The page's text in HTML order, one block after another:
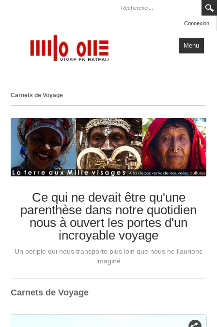
Connexion
Menu
Carnets de Voyage
Actualités
Plus
Carnets de Voyage
Ce qui ne devait être qu'une
parenthèse dans notre quotidien
nous à ouvert les portes d'un
incroyable voyage
Un périple qui nous transporte plus loin que nous ne l'aurions
imaginé
Carnets de Voyage